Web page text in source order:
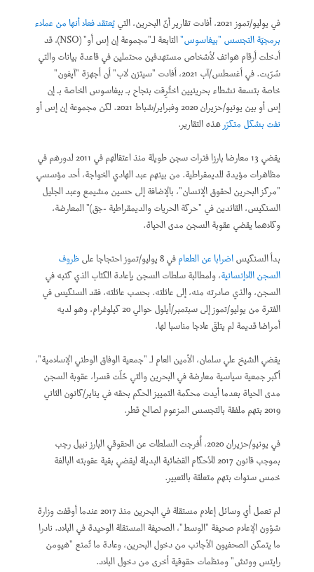
في يوليو/تموز 2021، أفادت تقارير أنّ البحرين، التي
يُعتقد فعلا أنها من عملاء
برمجيّة التجسس "بيغاسوس"
التابعة لـ"مجموعة إن إس أو" (NSO)، قد
أدخلت أرقام هواتف لأشخاص مستهدفين محتملين في قاعدة بيانات والتي
سُرّبت. في أغسطس/آب 2021، أفادت "سيتزن لاب" أن أجهزة "آيفون"
خاصة بتسعة نشطاء بحرينيين اختُرِقت بنجاح بـ بيغاسوس الخاصة بـ إن
إس أو بين يونيو/حزيران 2020 وفبراير/شباط 2021. لكن مجموعة إن إس أو
نفت بشكل متكرّرهذه التقارير.
يقضي 13 معارضا بارزا فترات سجن طويلة منذ اعتقالهم في 2011 لدورهم في
مظاهرات مؤيدة للديمقراطية. من بينهم عبد الهادي الخواجة، أحد مؤسسي
"مركز البحرين لحقوق الإنسان"، بالإضافة إلى حسين مشيمع وعبد الجليل
السنكيس، القائدين في "حركة الحريات والديمقراطية -جق)" المعارضة،
وكلاهما يقضي عقوبة السجن مدى الحياة.
بدأ السنكيساضرابا عن الطعامفي 8 يوليو/تموز احتجاجا على
ظروف
السجن اللاإنسانية، ولمطالبة سلطات السجن بإعادة الكتاب الذي كتبه في
السجن، والذي صادرته منه، إلى عائلته. بحسب عائلته، فقد السنكيس في
الفترة من يوليو/تموز إلى سبتمبر/أيلول حوالي 20 كيلوغرام، وهو لديه
أمراضا قديمة لم يتلقَ علاجا مناسبا لها.
يقضي الشيخ علي سلمان، الأمين العام لـ "جمعية الوفاق الوطني الإسلامية"،
أكبر جمعية سياسية معارضة في البحرين والتي حُلّت قسرا، عقوبة السجن
مدى الحياة بعدما أيدت محكمة التمييز الحكم بحقه في يناير/كانون الثاني
2019 بتهم ملفقة بالتجسس المزعوم لصالح قطر.
في يونيو/حزيران 2020، أُفرجت السلطات عن الحقوقي البارز نبيل رجب
بموجب قانون 2017 للأحكام القضائية البديلة ليقضي بقية عقوبته البالغة
خمس سنوات بتهم متعلقة بالتعبير.
لم تعمل أي وسائل إعلام مستقلة في البحرين منذ 2017 عندما أوقفت وزارة
شؤون الإعلام صحيفة "الوسط"، الصحيفة المستقلة الوحيدة في البلاد. نادرا
ما يتمكن الصحفيون الأجانب من دخول البحرين، وعادة ما تُمنع "هيومن
رايتس ووتش" ومنظمات حقوقية أخرى من دخول البلاد.